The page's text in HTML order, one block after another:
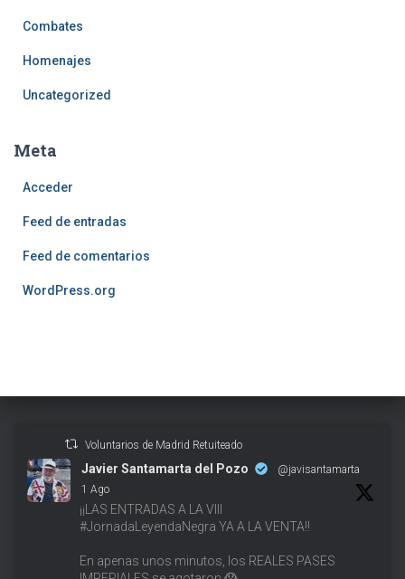
Combates
Homenajes
Uncategorized
Meta
Acceder
Feed de entradas
Feed de comentarios
WordPress.org
Voluntarios de Madrid Retuiteado
Javier Santamarta del Pozo @javisantamarta
·
1 Ago
¡¡LAS ENTRADAS A LA VIII
#JornadaLeyendaNegra YA A LA VENTA!!
En apenas unos minutos, los REALES PASES